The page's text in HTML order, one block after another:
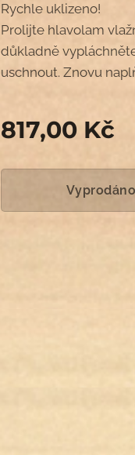
Rychle uklizeno!
Prolijte hlavolam
důkladně
uschnout. Znovu
817,00 Kč
Vyprodáno